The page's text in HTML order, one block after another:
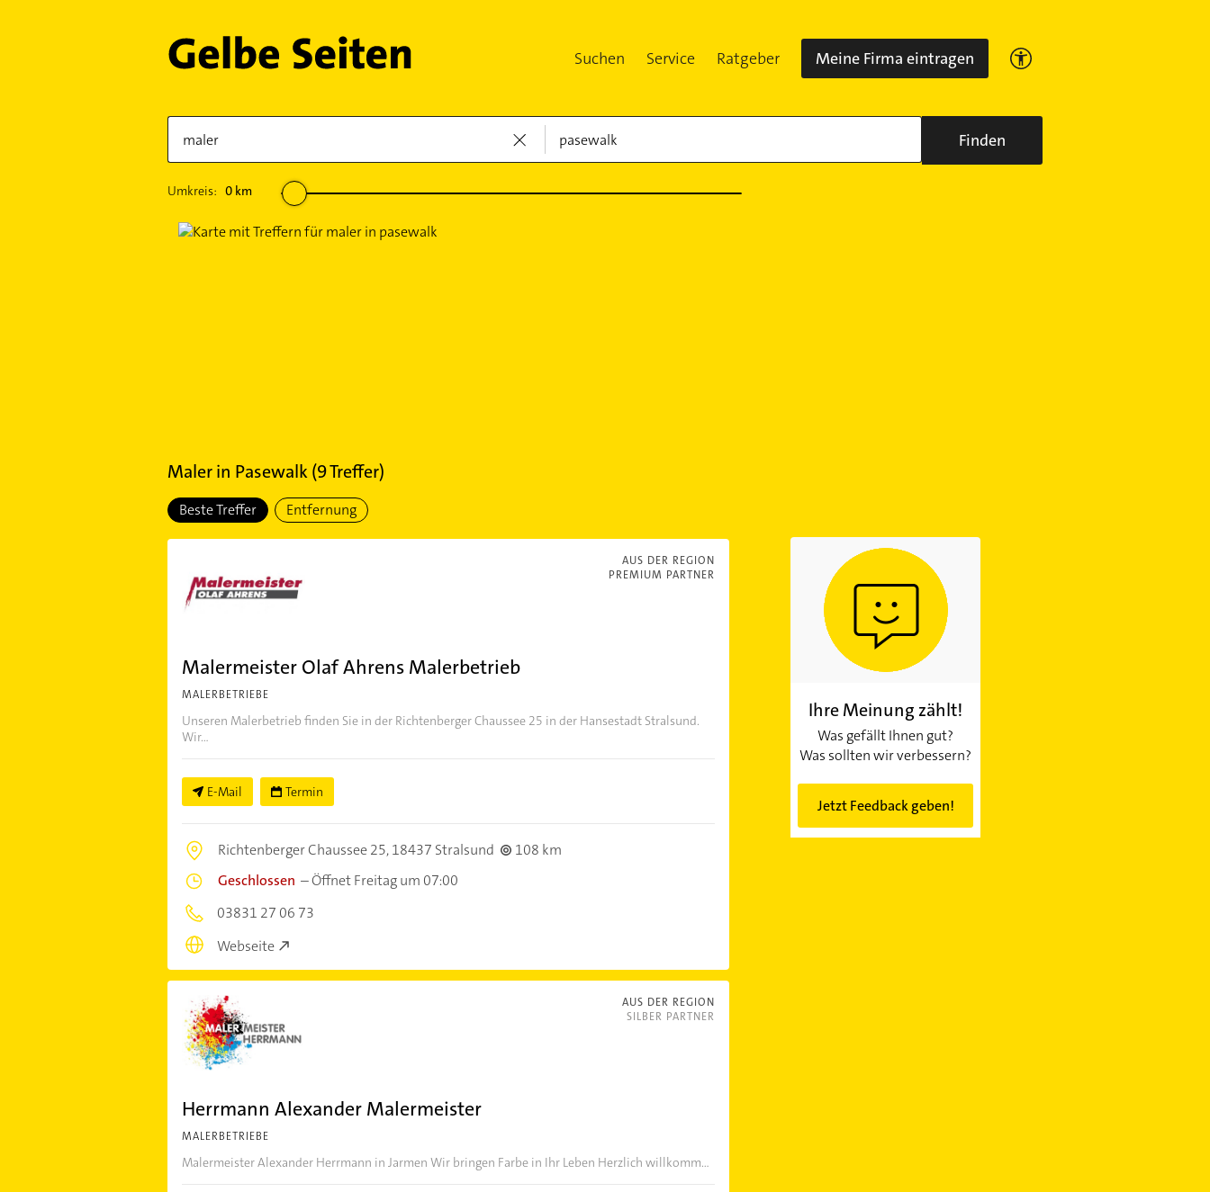
Suchen Service Ratgeber Meine Firma eintragen
Finden
Umkreis: 0km
Malerin Pasewalk(9Treffer)
Beste Treffer Entfernung
AUS DER REGION
PREMIUM PARTNER
Malermeister Olaf Ahrens Malerbetrieb
MALERBETRIEBE
Unseren Malerbetrieb finden Sie in der Richtenberger Chaussee 25 in der Hansestadt Stralsund.
Wir...
E-Mail Termin
Richtenberger Chaussee 25,18437 Stralsund
108 km
Geschlossen –Öffnet Freitag um 07:00
03831 27 06 73
Webseite
AUS DER REGION
SILBER PARTNER
Herrmann Alexander Malermeister
MALERBETRIEBE
Malermeister Alexander Herrmann in Jarmen Wir bringen Farbe in Ihr Leben Herzlich willkomm...
Ihre Meinung zählt!
Was gefällt Ihnen gut?
Was sollten wir verbessern?
Jetzt Feedback geben!